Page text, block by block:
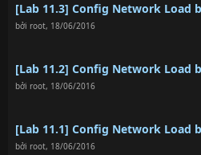
[Lab 11.3] Config Network Load
bởi root, 18/06/2016
[Lab 11.2] Config Network Load
bởi root, 18/06/2016
[Lab 11.1] Config Network Load
bởi root, 18/06/2016